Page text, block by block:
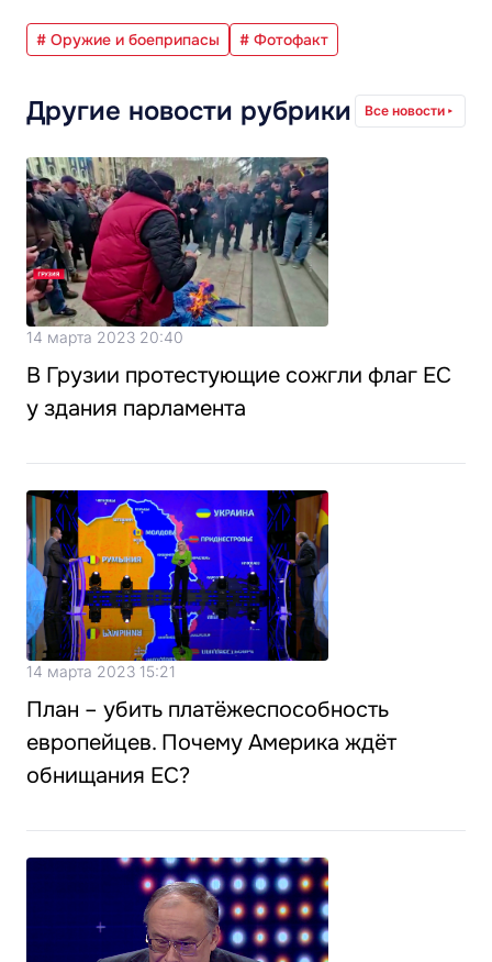
# Оружие и боеприпасы # Фотофакт
Другие новости рубрики Все новости
14 марта 2023 20:40
В Грузии протестующие сожгли флаг ЕС
у здания парламента
14 марта 2023 15:21
План – убить платёжеспособность
европейцев. Почему Америка ждёт
обнищания ЕС?